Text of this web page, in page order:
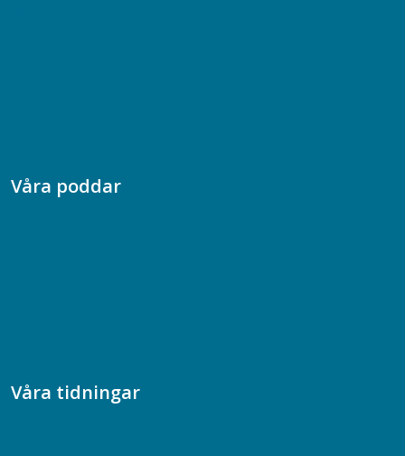
Våra poddar
Våra tidningar